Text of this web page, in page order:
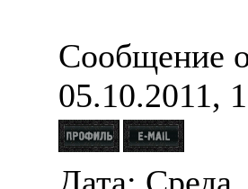
Сообщение
05.10.2011,